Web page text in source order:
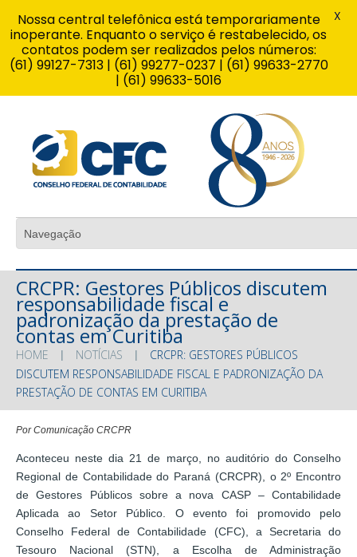
CRCPR: Gestores Públicos discutem
responsabilidade fiscal e
padronização da prestação de
contas em Curitiba
HOME NOTÍCIAS
CRCPR: GESTORES PÚBLICOS
DISCUTEM RESPONSABILIDADE FISCAL E PADRONIZAÇÃO DA
PRESTAÇÃO DE CONTAS EM CURITIBA
Por Comunicação CRCPR
Aconteceu neste dia 21 de março, no auditório do Conselho
Regional de Contabilidade do Paraná (CRCPR), o 2º Encontro
de Gestores Públicos sobre a nova CASP – Contabilidade
Aplicada ao Setor Público. O evento foi promovido pelo
Conselho Federal de Contabilidade (CFC), a Secretaria do
Tesouro Nacional (STN), a Escolha de Administração
Nossa central telefônica está temporariamente
inoperante. Enquanto o serviço é restabelecido, os
contatos podem ser realizados pelos números:
(61) 99127-7313 | (61) 99277-0237 | (61) 99633-2770
| (61) 99633-5016
X